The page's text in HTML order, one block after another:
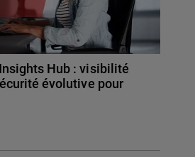
Hub : visibilité
évolutive pour